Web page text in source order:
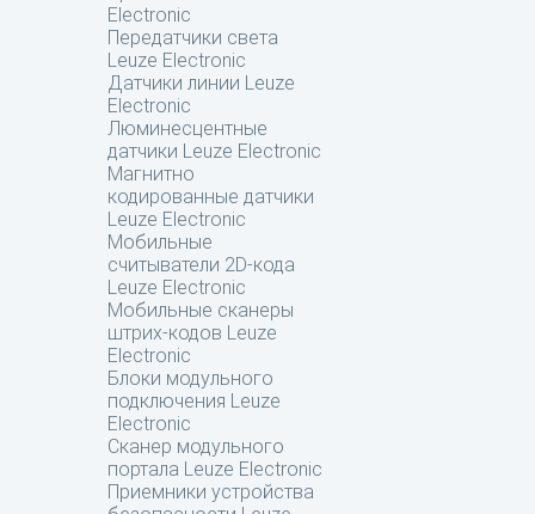
Electronic
Передатчики света
Leuze Electronic
Датчики линии Leuze
Electronic
Люминесцентные
датчики Leuze Electronic
Магнитно
кодированные датчики
Leuze Electronic
Мобильные
считыватели 2D-кода
Leuze Electronic
Мобильные сканеры
штрих-кодов Leuze
Electronic
Блоки модульного
подключения Leuze
Electronic
Сканер модульного
портала Leuze Electronic
Приемники устройства